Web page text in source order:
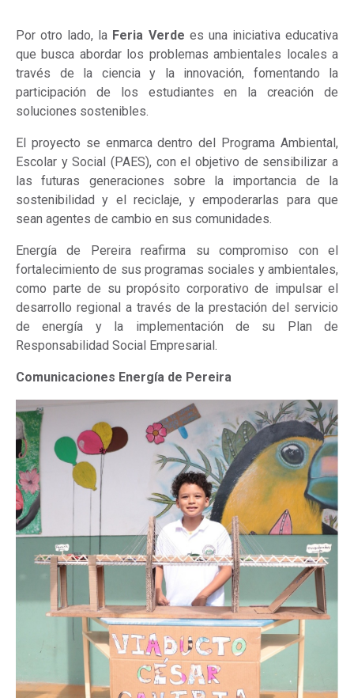
Por otro lado, la Feria Verde es una iniciativa educativa
que busca abordar los problemas ambientales locales a
través de la ciencia y la innovación, fomentando la
participación de los estudiantes en la creación de
soluciones sostenibles.
El proyecto se enmarca dentro del Programa Ambiental,
Escolar y Social (PAES), con el objetivo de sensibilizar a
las futuras generaciones sobre la importancia de la
sostenibilidad y el reciclaje, y empoderarlas para que
sean agentes de cambio en sus comunidades.
Energía de Pereira reafirma su compromiso con el
fortalecimiento de sus programas sociales y ambientales,
como parte de su propósito corporativo de impulsar el
desarrollo regional a través de la prestación del servicio
de energía y la implementación de su Plan de
Responsabilidad Social Empresarial.
Comunicaciones Energía de Pereira